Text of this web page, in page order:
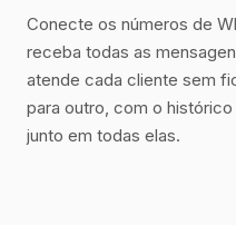
Conecte os números de
receba todas as
atende cada cliente sem
para outro, com o
junto em todas elas.